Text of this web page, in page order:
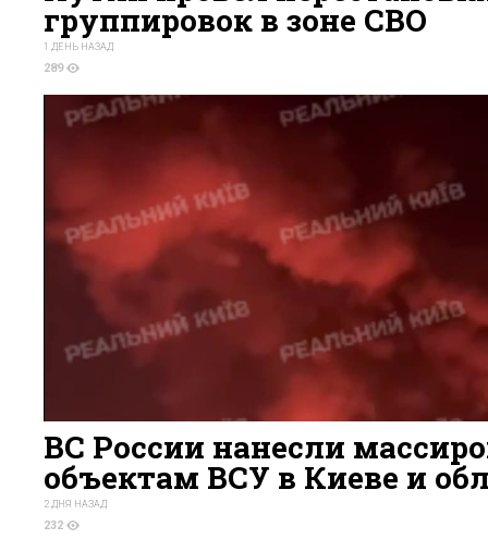
группировок в зоне СВО
1 ДЕНЬ НАЗАД
289
ВС России нанесли
объектам ВСУ в Киеве и
2 ДНЯ НАЗАД
232